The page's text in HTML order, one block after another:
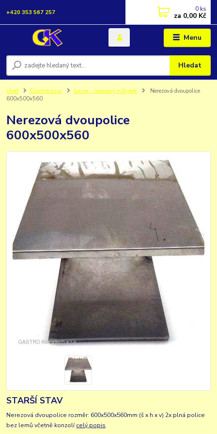
Menu
Hledat
+420 353 567 257 0 ks
za 0,00 Kč
Úvod Gastrobazar bazar - nerezový nábytek
Nerezová dvoupolice
600x500x560
Nerezová dvoupolice
600x500x560
STARŠÍ STAV
Nerezová dvoupolice rozměr: 600x500x560mm (š x h x v) 2x plná police
bez lemů včetně konzolícelý popis